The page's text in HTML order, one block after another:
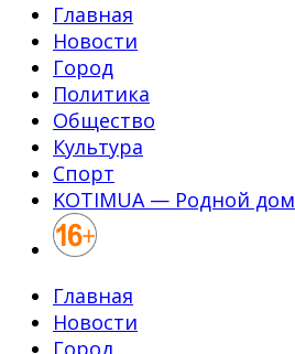
Главная
Новости
Город
Политика
Общество
Культура
Спорт
KOTIMUA — Родной дом
Главная
Новости
Город